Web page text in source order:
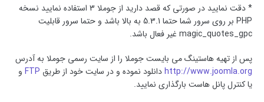
* دقت نمایید در صورتی که قصد دارید از جوملا 3 استفاده نمایید نسخه
PHP بر روی سرور شما حتما 5.3.1 به بالا باشد و حتما سرور قابلیت
magic_quotes_gpc غیر فعال باشد.
پس از تهیه هاستینگ می بایست جوملا را از سایت رسمی جوملا به آدرس
http://www.joomla.orgدانلود نموده و در سایت خود از طریق FTP و
یا کنترل پانل هاست بارگذاری نمایید.